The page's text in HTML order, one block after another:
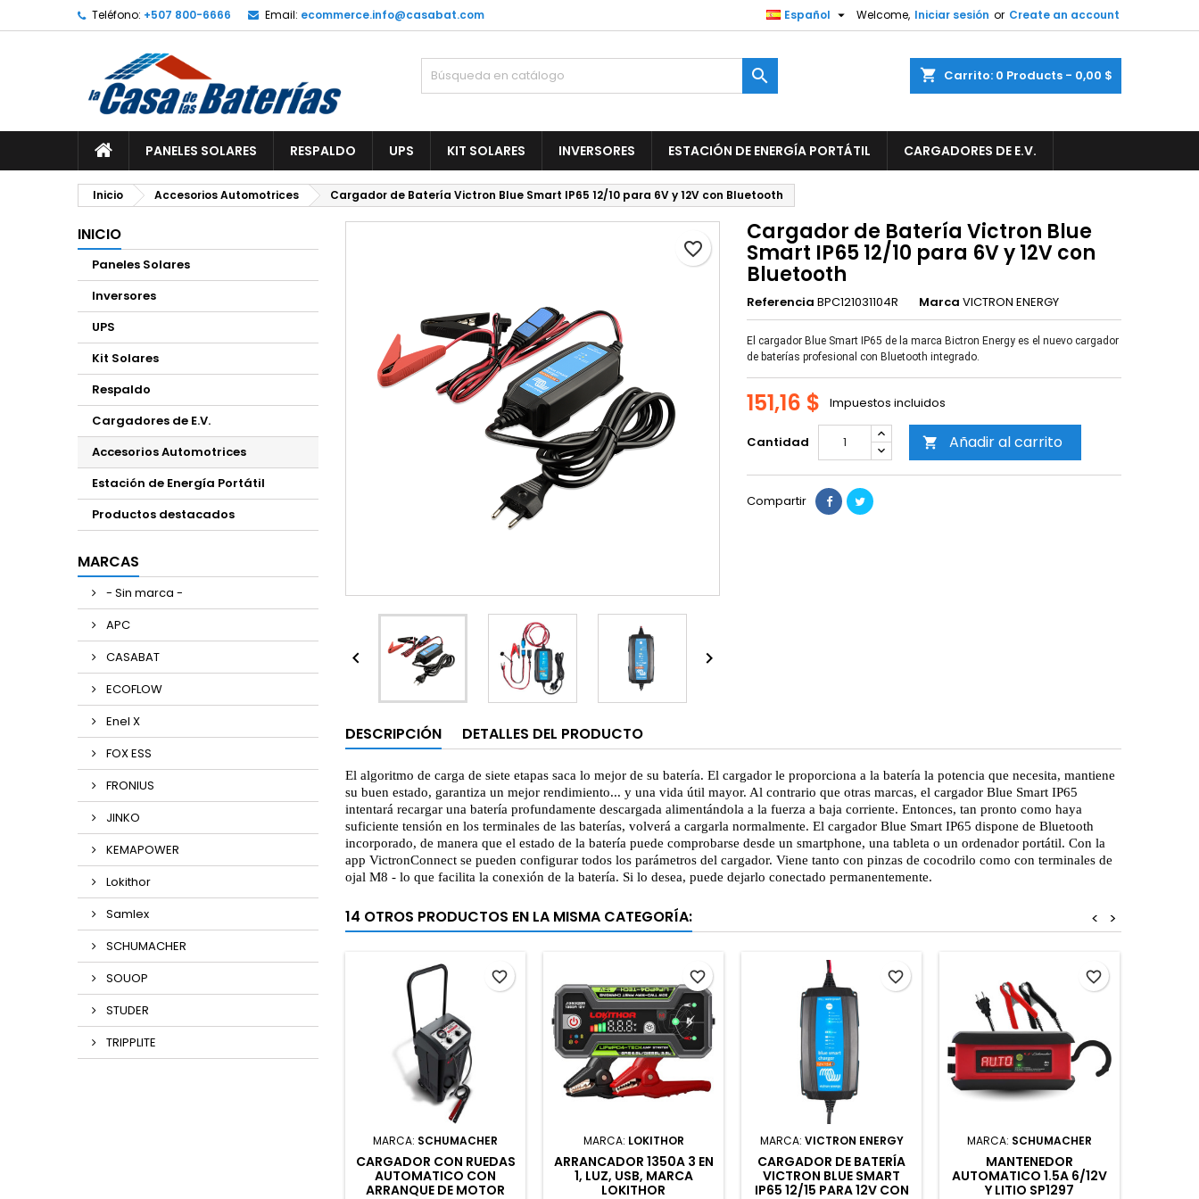
Teléfono: +507 800-6666 Email: ecommerce.info@casabat.com Welcome, Iniciar sesión or Create an account
Español 
shopping_cart Carrito: 0 Products - 0,00 $

PANELES SOLARES RESPALDO UPS KIT SOLARES INVERSORES ESTACIÓN DE ENERGÍA PORTÁTIL CARGADORES DE E.V.
Inicio Accesorios Automotrices Cargador de Batería Victron Blue Smart IP65 12/10 para 6V y 12V con Bluetooth
INICIO
Paneles Solares
Inversores
UPS
Kit Solares
Respaldo
Cargadores de E.V.
Accesorios Automotrices
Estación de Energía Portátil
Productos destacados
MARCAS
- Sin marca -
APC
CASABAT
ECOFLOW
Enel X
FOX ESS
FRONIUS
JINKO
KEMAPOWER
Lokithor
Samlex
SCHUMACHER
SOUOP
STUDER
TRIPPLITE
favorite_border
 
Cargador de Batería Victron Blue
Smart IP65 12/10 para 6V y 12V con
Bluetooth
Referencia BPC121031104R Marca VICTRON ENERGY
El cargador Blue Smart IP65 de la marca Bictron Energy es el nuevo cargador
de baterías profesional con Bluetooth integrado.
151,16 $ Impuestos incluidos
Cantidad  Añadir al carrito
Compartir
DESCRIPCIÓN DETALLES DEL PRODUCTO
El algoritmo de carga de siete etapas saca lo mejor de su batería. El cargador le proporciona a la batería la potencia que necesita, mantiene
su buen estado, garantiza un mejor rendimiento... y una vida útil mayor. Al contrario que otras marcas, el cargador Blue Smart IP65
intentará recargar una batería profundamente descargada alimentándola a la fuerza a baja corriente. Entonces, tan pronto como haya
suficiente tensión en los terminales de las baterías, volverá a cargarla normalmente. El cargador Blue Smart IP65 dispone de Bluetooth
incorporado, de manera que el estado de la batería puede comprobarse desde un smartphone, una tableta o un ordenador portátil. Con la
app VictronConnect se pueden configurar todos los parámetros del cargador. Viene tanto con pinzas de cocodrilo como con terminales de
ojal M8 - lo que facilita la conexión de la batería. Si lo desea, puede dejarlo conectado permanentemente.
14 OTROS PRODUCTOS EN LA MISMA CATEGORÍA: >
<
MARCA: SCHUMACHER
CARGADOR CON RUEDAS
AUTOMATICO CON
ARRANQUE DE MOTOR
favorite_border
MARCA: LOKITHOR
ARRANCADOR 1350A 3 EN
1, LUZ, USB, MARCA
LOKITHOR
favorite_border
MARCA: VICTRON ENERGY
CARGADOR DE BATERÍA
VICTRON BLUE SMART
IP65 12/15 PARA 12V CON
favorite_border
MARCA: SCHUMACHER
MANTENEDOR
AUTOMATICO 1.5A 6/12V
Y LITIO SP1297
favorite_border
Añadir a la lista de deseos
Create new list
Crear lista de deseos
Cancelar Crear lista de deseos
Iniciar sesión
Debe iniciar sesión para guardar productos en su lista de deseos.
Cancelar Iniciar sesión